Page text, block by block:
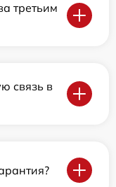
третьим
связь в